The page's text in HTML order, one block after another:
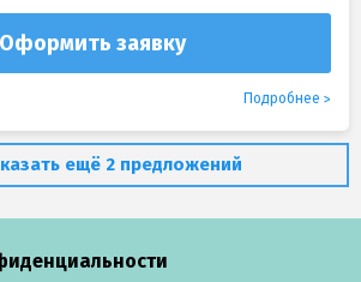
Оформить заявку
Подробнее
ещё 2 предложений